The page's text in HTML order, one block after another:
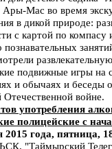
Ары-Мас во время
в дикой природе:
с картой по компасу
подвижные игры
и обычаях и беседы
Отечественной войне.
употребления
полицейские с
2015 года, пятница,
"Таймырский